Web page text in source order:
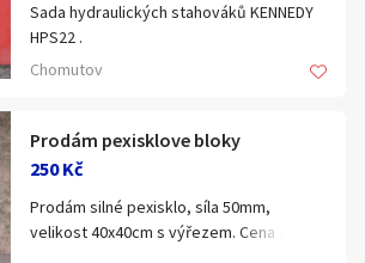
Sada hydraulických stahováků KENNEDY
HPS22 .
V kufru , nepoužívané .
Chomutov
Prodám pexisklove bloky
250 Kč
Prodám silné pexisklo, síla 50mm,
velikost 40x40cm s výřezem. Cena za